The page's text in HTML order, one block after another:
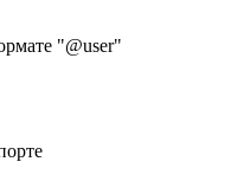
"@user"